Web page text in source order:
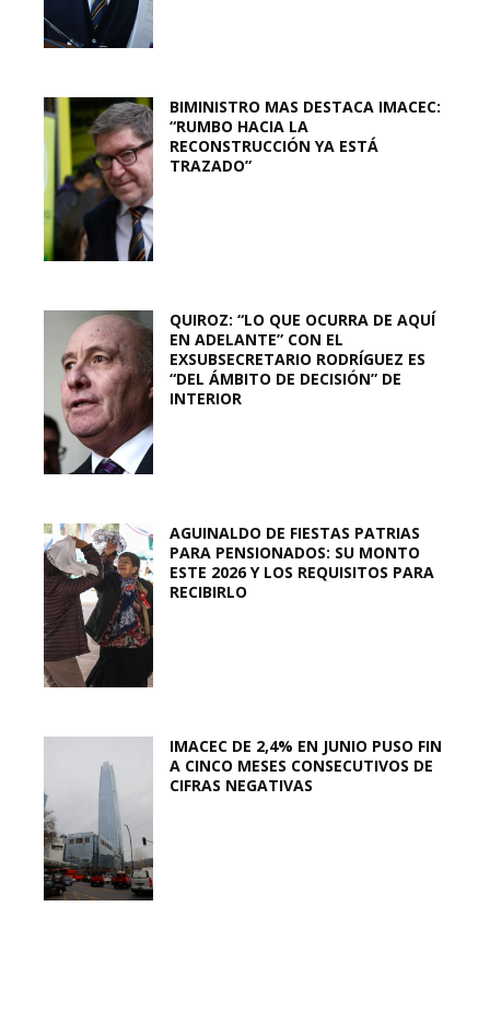
BIMINISTRO MAS DESTACA IMACEC:
“RUMBO HACIA LA
RECONSTRUCCIÓN YA ESTÁ
TRAZADO”
QUIROZ: “LO QUE OCURRA DE AQUÍ
EN ADELANTE” CON EL
EXSUBSECRETARIO RODRÍGUEZ ES
“DEL ÁMBITO DE DECISIÓN” DE
INTERIOR
AGUINALDO DE FIESTAS PATRIAS
PARA PENSIONADOS: SU MONTO
ESTE 2026 Y LOS REQUISITOS PARA
RECIBIRLO
IMACEC DE 2,4% EN JUNIO PUSO FIN
A CINCO MESES CONSECUTIVOS DE
CIFRAS NEGATIVAS